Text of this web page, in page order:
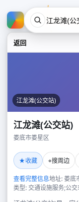
返回
江龙滩(公交站)
江龙滩(公交站)
娄底市娄星区
★收藏 ⌖搜周边
查看完整信息地址: 娄底
类型: 交通设施服务;公